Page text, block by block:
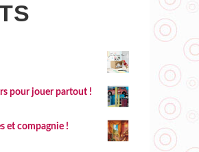
pour jouer partout !
et compagnie !